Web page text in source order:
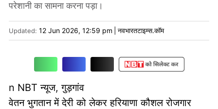
परेशानी का सामना करना पड़ा।
Updated: 12 Jun 2026, 12:59 pm नवभारतटाइम्स.कॉम
n NBT न्यूज, गुड़गांव
वेतन भुगतान में देरी को लेकर हरियाणा कौशल रोजगार